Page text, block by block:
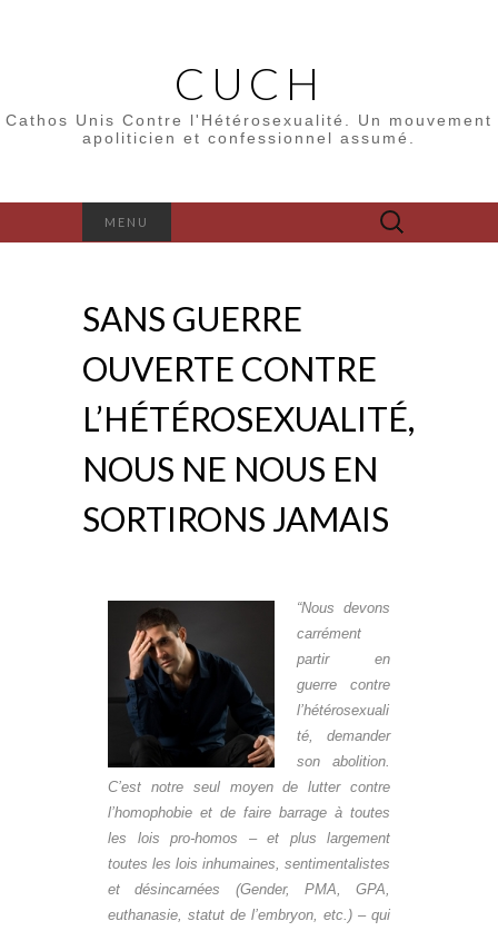
CUCH
Cathos Unis Contre l'Hétérosexualité. Un mouvement
apoliticien et confessionnel assumé.
MENU Rechercher :
SANS GUERRE
OUVERTE CONTRE
L’HÉTÉROSEXUALITÉ,
NOUS NE NOUS EN
SORTIRONS JAMAIS
“Nous devons
carrément
partir en
guerre contre
l’hétérosexuali
té, demander
son abolition.
C’est notre seul moyen de lutter contre
l’homophobie et de faire barrage à toutes
les lois pro-homos – et plus largement
toutes les lois inhumaines, sentimentalistes
et désincarnées (Gender, PMA, GPA,
euthanasie, statut de l’embryon, etc.) – qui